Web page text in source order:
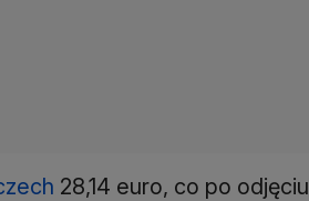
28,14 euro, co po odjęciu